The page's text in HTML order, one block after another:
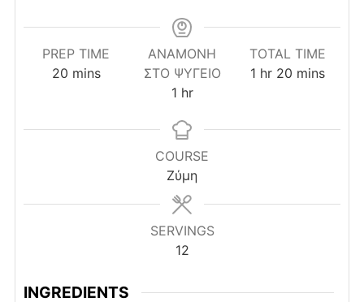
PREP TIME
20minutes
mins
ΑΝΑΜΟΝΉ
ΣΤΟ ΨΥΓΕΊΟ
1hour
hr
TOTAL TIME
1 hour
hr 20 minutes
mins
COURSE
Ζύμη
SERVINGS
12
INGREDIENTS